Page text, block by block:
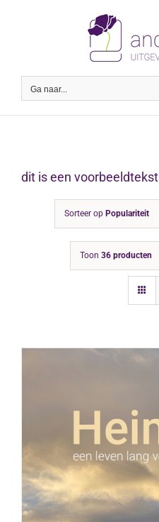
Ga naar...
dit is een voorbeeldtekst
Sorteer op Populariteit
Toon 36 producten